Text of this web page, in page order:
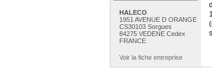
HALECO
1951 AVENUE D ORANGE
CS30103 Sorgues
84275 VEDENE Cedex
FRANCE
Voir la fiche entreprise